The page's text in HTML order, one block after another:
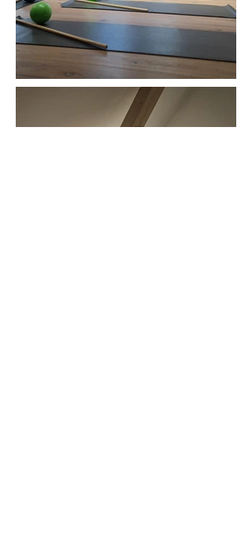
Mit dem Absenden dieses Formulars erklären Sie
sich einverstanden von uns telefonisch oder per E-
Mail kontaktiert zu werden und stimmen dem
Speichern Ihrer übermittelten Daten zu.
Es gilt unsereDatenschutzerklärung.